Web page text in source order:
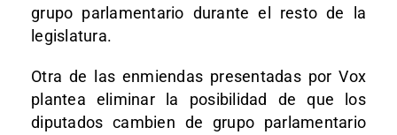
grupo parlamentario durante el resto de la
legislatura.
Otra de las enmiendas presentadas por Vox
plantea eliminar la posibilidad de que los
diputados cambien de grupo parlamentario